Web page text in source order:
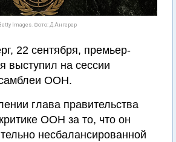
Images. Фото: Д.Ангерер
22 сентября, премьер-
выступил на сессии
ООН.
глава правительства
ООН за то, что он
несбалансированной